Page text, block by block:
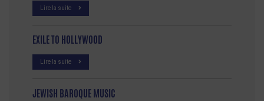
Lire la suite
EXILE TO HOLLYWOOD
Lire la suite
JEWISH BAROQUE MUSIC